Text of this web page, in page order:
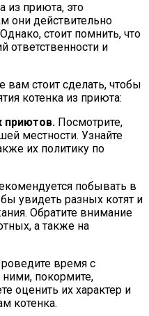
из приюта, это
они действительно
стоит помнить, что
ответственности и
вам стоит сделать, чтобы
котенка из приюта:
приютов. Посмотрите,
местности. Узнайте
их политику по
побывать в
увидеть разных котят и
Обратите внимание
а также на
время с
ними, покормите,
оценить их характер и
котенка.